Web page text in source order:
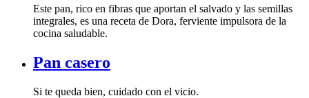
cocina saludable.
Pan casero
Si te queda bien, cuidado con el vicio.